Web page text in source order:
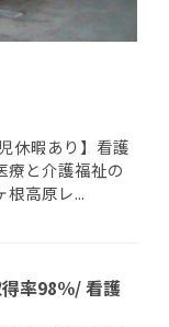
休暇あり】看護
療と介護福祉の
高原レ...
率98％/ 看護